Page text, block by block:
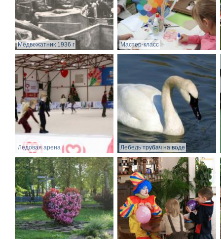
Медвежатник 1936 г Мастер-класс
Ледовая арена Лебедь трубач на воде